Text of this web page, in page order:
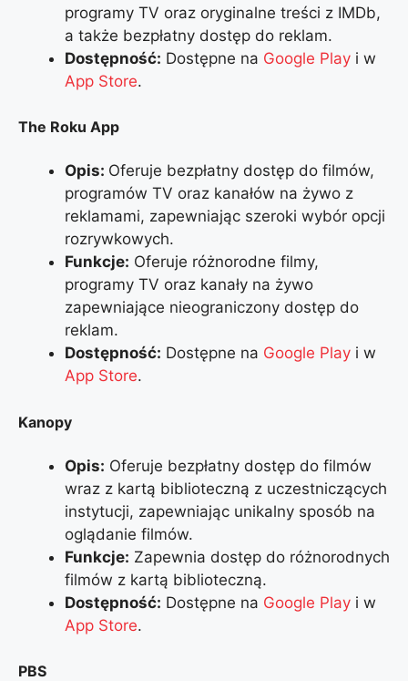
programy TV oraz oryginalne treści z IMDb,
a także bezpłatny dostęp do reklam.
Dostępność: Dostępne na Google Play i w
App Store.
The Roku App
Opis: Oferuje bezpłatny dostęp do filmów,
programów TV oraz kanałów na żywo z
reklamami, zapewniając szeroki wybór opcji
rozrywkowych.
Funkcje: Oferuje różnorodne filmy,
programy TV oraz kanały na żywo
zapewniające nieograniczony dostęp do
reklam.
Dostępność: Dostępne na Google Play i w
App Store.
Kanopy
Opis: Oferuje bezpłatny dostęp do filmów
wraz z kartą biblioteczną z uczestniczących
instytucji, zapewniając unikalny sposób na
oglądanie filmów.
Funkcje: Zapewnia dostęp do różnorodnych
filmów z kartą biblioteczną.
Dostępność: Dostępne na Google Play i w
App Store.
PBS